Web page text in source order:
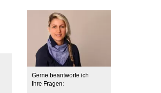
Gerne beantworte ich
Ihre Fragen: